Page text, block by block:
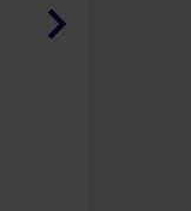
keyboard_arrow_right